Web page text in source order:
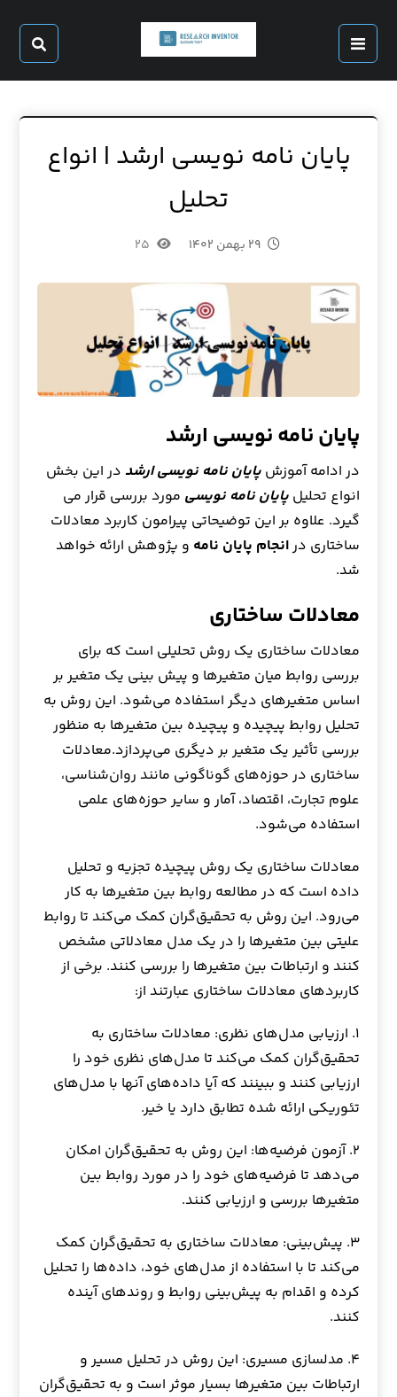
پایان نامه نویسی ارشد | انواع
تحلیل
۲۹ بهمن ۱۴۰۲ ۲۵
پایان نامه نویسی ارشد
در ادامه آموزشپایان نامه نویسی ارشد در این بخش
انواع تحلیلپایان نامه نویسی مورد بررسی قرار می
گیرد. علاوه بر این توضیحاتی پیرامون کاربرد معادلات
ساختاری درانجام پایان نامه و پژوهش ارائه خواهد
شد.
معادلات ساختاری
معادلات ساختاری یک روش تحلیلی است که برای
بررسی روابط میان متغیرها و پیش بینی یک متغیر بر
اساس متغیرهای دیگر استفاده می‌شود. این روش به
تحلیل روابط پیچیده و پیچیده بین متغیرها به منظور
بررسی تأثیر یک متغیر بر دیگری می‌پردازد.معادلات
ساختاری در حوزه‌های گوناگونی مانند روان‌شناسی،
علوم تجارت، اقتصاد، آمار و سایر حوزه‌های علمی
استفاده می‌شود.
معادلات ساختاری یک روش پیچیده تجزیه و تحلیل
داده است که در مطالعه روابط بین متغیرها به کار
می‌رود. این روش به تحقیق‌گران کمک می‌کند تا روابط
علیتی بین متغیرها را در یک مدل معادلاتی مشخص
کنند و ارتباطات بین متغیرها را بررسی کنند. برخی از
کاربردهای معادلات ساختاری عبارتند از:
۱. ارزیابی مدل‌های نظری: معادلات ساختاری به
تحقیق‌گران کمک می‌کند تا مدل‌های نظری خود را
ارزیابی کنند و ببینند که آیا داده‌های آنها با مدل‌های
تئوریکی ارائه شده تطابق دارد یا خیر.
۲. آزمون فرضیه‌ها: این روش به تحقیق‌گران امکان
می‌دهد تا فرضیه‌های خود را در مورد روابط بین
متغیرها بررسی و ارزیابی کنند.
۳. پیش‌بینی: معادلات ساختاری به تحقیق‌گران کمک
می‌کند تا با استفاده از مدل‌های خود، داده‌ها را تحلیل
کرده و اقدام به پیش‌بینی روابط و روندهای آینده
کنند.
۴. مدلسازی مسیری: این روش در تحلیل مسیر و
ارتباطات بین متغیرها بسیار موثر است و به تحقیق‌گران